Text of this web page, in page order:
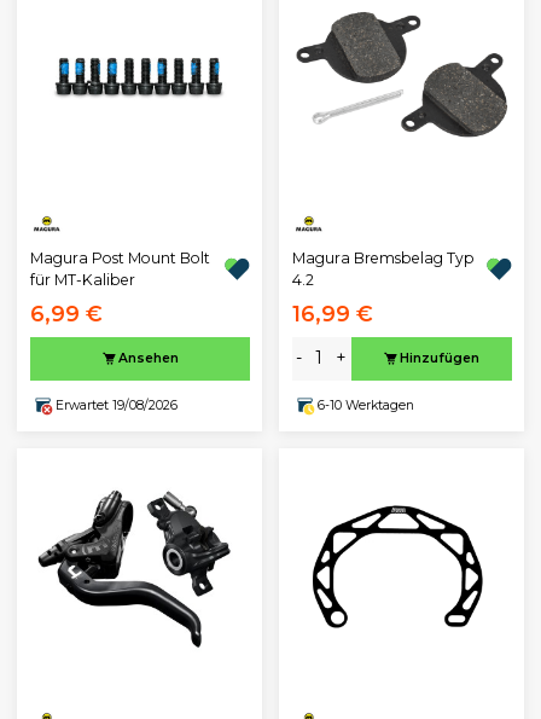
Magura Post Mount Bolt
für MT-Kaliber
6,99 €
Ansehen
Erwartet 19/08/2026
Magura Bremsbelag Typ
4.2
16,99 €
- + Hinzufügen
6-10 Werktagen